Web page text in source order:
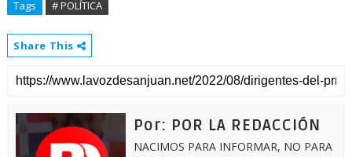
Tags # POLÍTICA
Share This
Por: POR LA REDACCIÓN
NACIMOS PARA INFORMAR, NO PARA